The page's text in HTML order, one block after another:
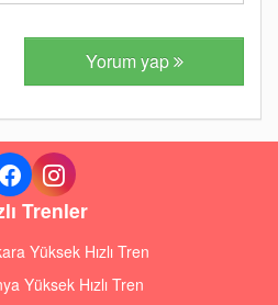
Yorum yap
Trenler
Yüksek Hızlı Tren
Yüksek Hızlı Tren